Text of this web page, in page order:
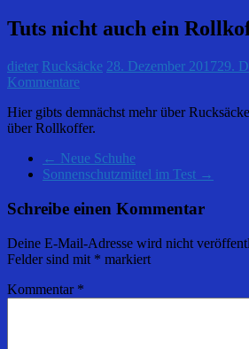
Tuts nicht auch ein
dieter Rucksäcke 28. Dezember 201729.
Kommentare
Hier gibts demnächst mehr über
über Rollkoffer.
← Neue Schuhe
Sonnenschutzmittel im Test →
Schreibe einen Kommentar
Deine E-Mail-Adresse wird nicht
Felder sind mit * markiert
Kommentar *